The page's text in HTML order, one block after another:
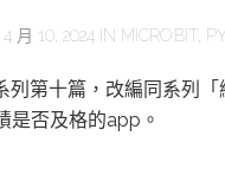
月 10, 2024 IN MICRO:BIT
第十篇，改編同系列「
是否及格的app。